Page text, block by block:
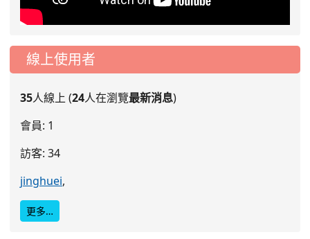
線上使用者
35人線上 (24人在瀏覽最新消息)
會員: 1
訪客: 34
jinghuei,
更多…